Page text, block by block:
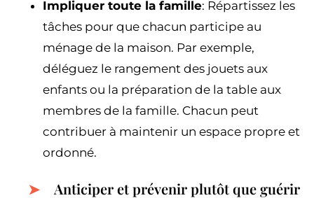
Impliquer toute la famille: Répartissez les
tâches pour que chacun participe au
ménage de la maison. Par exemple,
déléguez le rangement des jouets aux
enfants ou la préparation de la table aux
membres de la famille. Chacun peut
contribuer à maintenir un espace propre et
ordonné.
Anticiper et prévenir plutôt que guérir